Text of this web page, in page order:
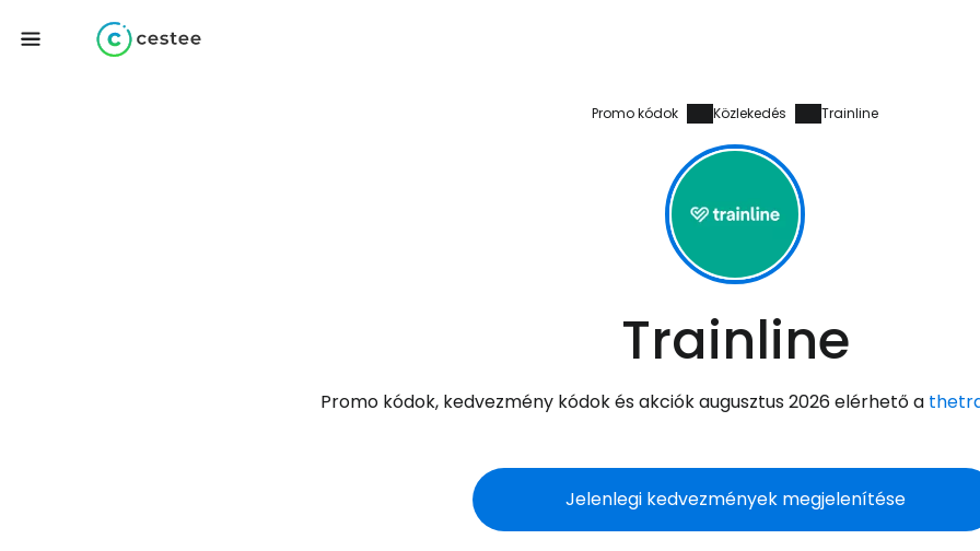
Promo kódok Közlekedés Trainline
Trainline
Promo kódok, kedvezmény kódok és akciók augusztus 2026 elérhető a
Jelenlegi kedvezmények megjelenítése